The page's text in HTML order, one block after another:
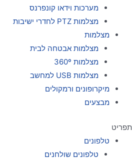
מערכות וידאו קונפרנס
מצלמות PTZ לחדרי ישיבות
מצלמות
מצלמות אבטחה לבית
מצלמות 360º
מצלמות USB למחשב
מיקרופונים ורמקולים
מבצעים
תפריט
טלפונים
טלפונים שולחנים